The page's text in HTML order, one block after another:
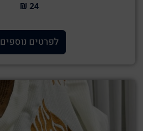
24 ₪
לפרטים נוספים